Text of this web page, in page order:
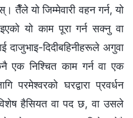
तैँले यो जिम्मेवारी वहन गर्न, यो
यो काम पूरा गर्न सक्नु वा
दिदीबहिनीहरूले अगुवा
एक निश्चित काम गर्न वा एक
परमेश्‍वरको घरद्वारा प्रवर्धन
हैसियत वा पद छ, वा उसले